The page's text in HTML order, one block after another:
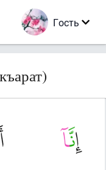
Гость